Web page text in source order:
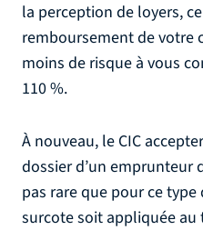
la perception de loyers,
remboursement de votre
moins de risque à vous
110 %.
À nouveau, le CIC
dossier d’un emprunteur
pas rare que pour ce
surcote soit appliquée